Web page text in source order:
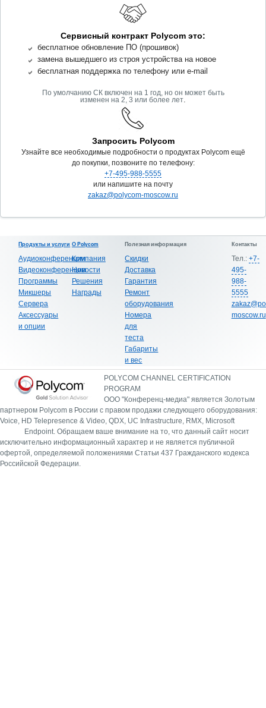
Сервисный контракт Polycom это:
бесплатное обновление ПО (прошивок)
замена вышедшего из строя устройства на новое
бесплатная поддержка по телефону или e-mail
По умолчанию СК включен на 1 год, но он может быть
изменен на 2, 3 или более лет.
Запросить Polycom
Узнайте все необходимые подробности о продуктах Polycom ещё
до покупки, позвоните по телефону:
+7-495-988-5555
или напишите на почту
zakaz@polycom-moscow.ru
Продукты и услуги
Аудиоконференции
Видеоконференции
Программы
Микшеры
Сервера
Аксессуары
и опции
О Polycom
Компания
Новости
Решения
Награды
Полезная информация
Скидки
Доставка
Гарантия
Ремонт
оборудования
Номера
для
теста
Габариты
и вес
Контакты
Тел.: +7-
495-
988-
5555
moscow.ru
POLYCOM CHANNEL CERTIFICATION
PROGRAM
ООО "Конференц-медиа" является Золотым
партнером Polycom в России с правом продажи следующего оборудования:
Voice, HD Telepresence & Video, QDX, UC Infrastructure, RMX, Microsoft
Endpoint. Обращаем ваше внимание на то, что данный сайт носит
исключительно информационный характер и не является публичной
офертой, определяемой положениями Статьи 437 Гражданского кодекса
Российской Федерации.